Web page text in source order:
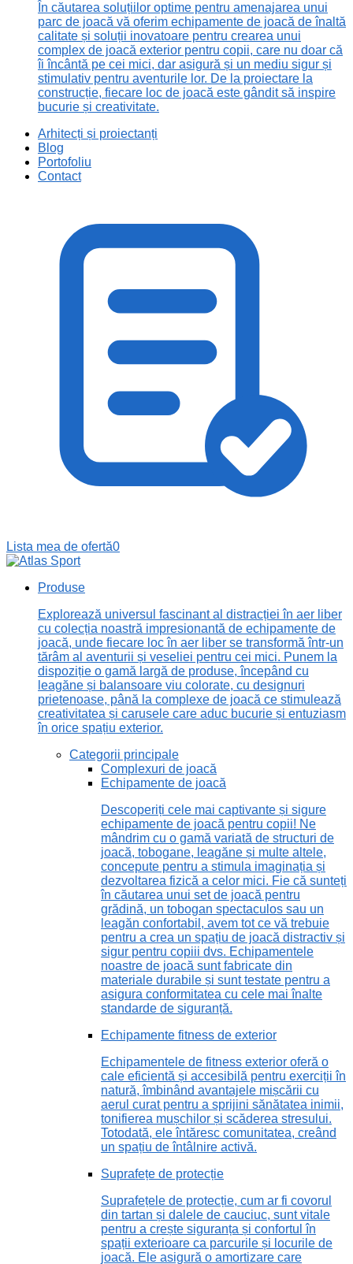
În căutarea soluțiilor optime pentru amenajarea unui
parc de joacă vă oferim echipamente de joacă de înaltă
calitate și soluții inovatoare pentru crearea unui
complex de joacă exterior pentru copii, care nu doar că
îi încântă pe cei mici, dar asigură și un mediu sigur și
stimulativ pentru aventurile lor. De la proiectare la
construcție, fiecare loc de joacă este gândit să inspire
bucurie și creativitate.
Arhitecți și proiectanți
Blog
Portofoliu
Contact
Lista mea de ofertă0
Produse
Explorează universul fascinant al distracției în aer liber
cu colecția noastră impresionantă de echipamente de
joacă, unde fiecare loc în aer liber se transformă într-un
tărâm al aventurii și veseliei pentru cei mici. Punem la
dispoziție o gamă largă de produse, începând cu
leagăne și balansoare viu colorate, cu designuri
prietenoase, până la complexe de joacă ce stimulează
creativitatea și carusele care aduc bucurie și entuziasm
în orice spațiu exterior.
Categorii principale
Complexuri de joacă
Echipamente de joacă
Descoperiți cele mai captivante și sigure
echipamente de joacă pentru copii! Ne
mândrim cu o gamă variată de structuri de
joacă, tobogane, leagăne și multe altele,
concepute pentru a stimula imaginația și
dezvoltarea fizică a celor mici. Fie că sunteți
în căutarea unui set de joacă pentru
grădină, un tobogan spectaculos sau un
leagăn confortabil, avem tot ce vă trebuie
pentru a crea un spațiu de joacă distractiv și
sigur pentru copiii dvs. Echipamentele
noastre de joacă sunt fabricate din
materiale durabile și sunt testate pentru a
asigura conformitatea cu cele mai înalte
standarde de siguranță.
Echipamente fitness de exterior
Echipamentele de fitness exterior oferă o
cale eficientă și accesibilă pentru exerciții în
natură, îmbinând avantajele mișcării cu
aerul curat pentru a sprijini sănătatea inimii,
tonifierea mușchilor și scăderea stresului.
Totodată, ele întăresc comunitatea, creând
un spațiu de întâlnire activă.
Suprafețe de protecție
Suprafețele de protecție, cum ar fi covorul
din tartan și dalele de cauciuc, sunt vitale
pentru a crește siguranța și confortul în
spații exterioare ca parcurile și locurile de
joacă. Ele asigură o amortizare care